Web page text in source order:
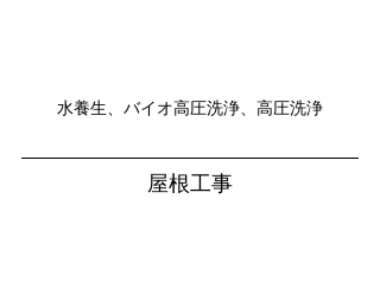
水養生、バイオ高圧洗浄、高圧洗浄
屋根工事